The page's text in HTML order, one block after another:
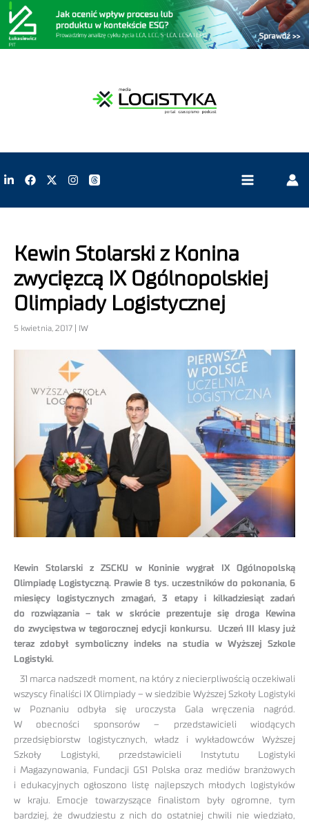
Kewin Stolarski z Konina
zwycięzcą IX Ogólnopolskiej
Olimpiady Logistycznej
5 kwietnia, 2017 | IW
Kewin Stolarski z ZSCKU w Koninie wygrał IX Ogólnopolską
Olimpiadę Logistyczną. Prawie 8 tys. uczestników do pokonania, 6
miesięcy logistycznych zmagań, 3 etapy i kilkadziesiąt zadań
do rozwiązania – tak w skrócie prezentuje się droga Kewina
do zwycięstwa w tegorocznej edycji konkursu. Uczeń III klasy już
teraz zdobył symboliczny indeks na studia w Wyższej Szkole
Logistyki.
31 marca nadszedł moment, na który z niecierpliwością oczekiwali
wszyscy finaliści IX Olimpiady – w siedzibie Wyższej Szkoły Logistyki
w Poznaniu odbyła się uroczysta Gala wręczenia nagród.
W obecności sponsorów – przedstawicieli wiodących
przedsiębiorstw logistycznych, władz i wykładowców Wyższej
Szkoły Logistyki, przedstawicieli Instytutu Logistyki
i Magazynowania, Fundacji GS1 Polska oraz mediów branżowych
i edukacyjnych ogłoszono listę najlepszych młodych logistyków
w kraju. Emocje towarzyszące finalistom były ogromne, tym
bardziej, że dwudziestu z nich do ostatniej chwili nie wiedziało,